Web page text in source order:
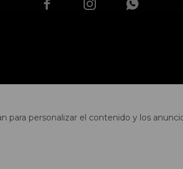
para personalizar el contenido y los
  